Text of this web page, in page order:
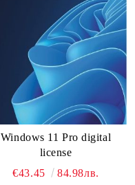
Windows 11 Pro digital
license
€43.45
84.98лв.